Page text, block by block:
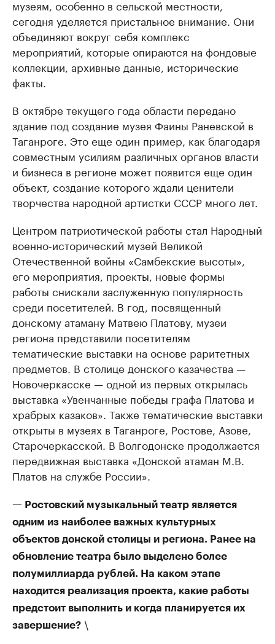
музеям, особенно в сельской местности,
сегодня уделяется пристальное внимание. Они
объединяют вокруг себя комплекс
мероприятий, которые опираются на фондовые
коллекции, архивные данные, исторические
факты.
В октябре текущего года области передано
здание под создание музея Фаины Раневской в
Таганроге. Это еще один пример, как благодаря
совместным усилиям различных органов власти
и бизнеса в регионе может появится еще один
объект, создание которого ждали ценители
творчества народной артистки СССР много лет.
Центром патриотической работы стал Народный
военно-исторический музей Великой
Отечественной войны «Самбекские высоты»,
его мероприятия, проекты, новые формы
работы снискали заслуженную популярность
среди посетителей. В год, посвященный
донскому атаману Матвею Платову, музеи
региона представили посетителям
тематические выставки на основе раритетных
предметов. В столице донского казачества —
Новочеркасске — одной из первых открылась
выставка «Увенчанные победы графа Платова и
храбрых казаков». Также тематические выставки
открыты в музеях в Таганроге, Ростове, Азове,
Старочеркасской. В Волгодонске продолжается
передвижная выставка «Донской атаман М.В.
Платов на службе России».
— Ростовский музыкальный театр является
одним из наиболее важных культурных
объектов донской столицы и региона. Ранее на
обновление театра было выделено более
полумиллиарда рублей. На каком этапе
находится реализация проекта, какие работы
предстоит выполнить и когда планируется их
завершение? \